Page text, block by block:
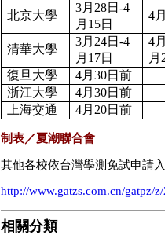
北京大學
3月 28日-4
月 15日
4
清華大學
3月 24日-4
月 17日
4月
月
復旦大學 4月30日前
浙江大學
4月30日前
上海交通
4月 20日前
制表／夏潮聯合會
其他各校依台灣學測免試申請
http://www.gatzs.com.cn/gatpz/
相關分類